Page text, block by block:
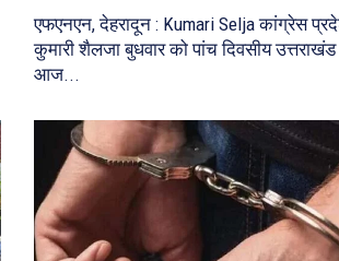
एफएनएन, देहरादून : Kumari Selja कांग्रेस
कुमारी शैलजा बुधवार को पांच दिवसीय उत्तराखंड
आज...